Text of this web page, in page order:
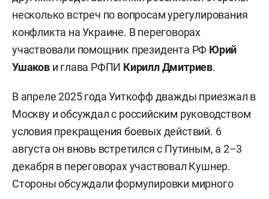
несколько встреч по вопросам урегулирования
конфликта на Украине. В переговорах
участвовали помощник президента РФ Юрий
Ушакови глава РФПИ Кирилл Дмитриев.
В апреле 2025 года Уиткофф дважды приезжал в
Москву и обсуждал с российским руководством
условия прекращения боевых действий. 6
августа он вновь встретился с Путиным, а 2–3
декабря в переговорах участвовал Кушнер.
Стороны обсуждали формулировки мирного